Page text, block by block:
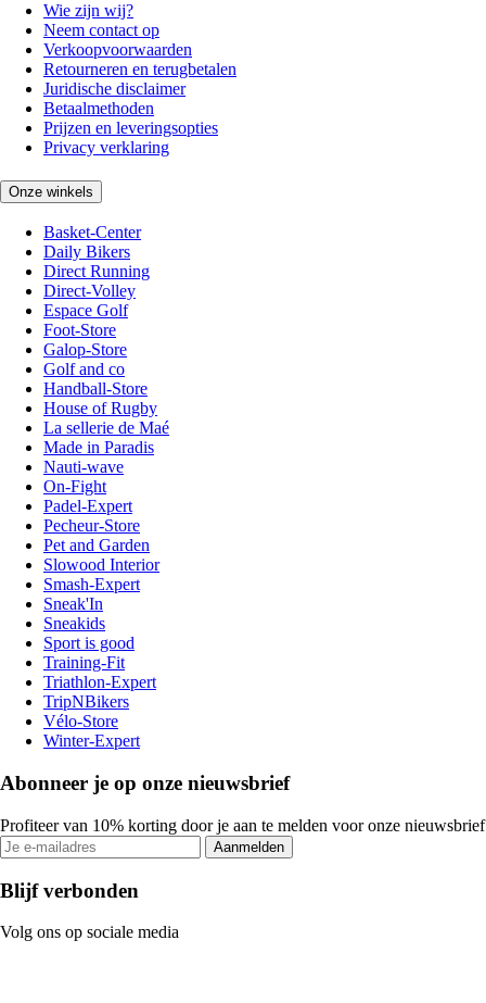
Wie zijn wij?
Neem contact op
Verkoopvoorwaarden
Retourneren en terugbetalen
Juridische disclaimer
Betaalmethoden
Prijzen en leveringsopties
Privacy verklaring
Onze winkels
Basket-Center
Daily Bikers
Direct Running
Direct-Volley
Espace Golf
Foot-Store
Galop-Store
Golf and co
Handball-Store
House of Rugby
La sellerie de Maé
Made in Paradis
Nauti-wave
On-Fight
Padel-Expert
Pecheur-Store
Pet and Garden
Slowood Interior
Smash-Expert
Sneak'In
Sneakids
Sport is good
Training-Fit
Triathlon-Expert
TripNBikers
Vélo-Store
Winter-Expert
Abonneer je op onze nieuwsbrief
Profiteer van 10% korting door je aan te melden voor onze nieuwsbrief
Aanmelden
Blijf verbonden
Volg ons op sociale media